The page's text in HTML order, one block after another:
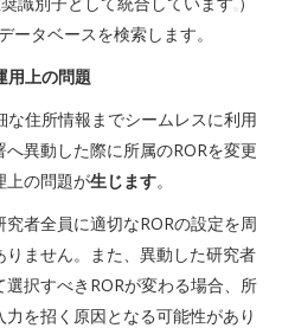
ータベースを検索します。
用上の問題
住所情報までシームレスに利用
異動した際に所属のRORを変更
上の問題が生じます。
者全員に適切なRORの設定を周
ません。また、異動した研究者
択すべきRORが変わる場合、所
を招く原因となる可能性があり